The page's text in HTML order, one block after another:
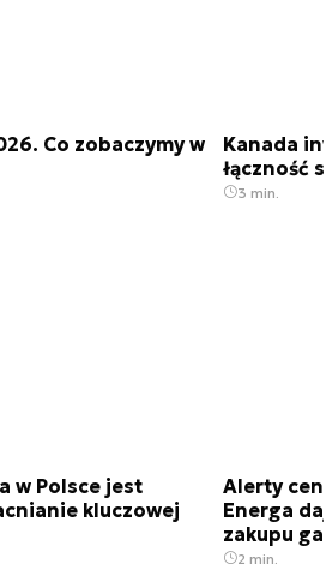
Co zobaczymy w
Kanada
łączność
3 min.
w Polsce jest
kluczowej
Alerty
Energa
zakupu
2 min.